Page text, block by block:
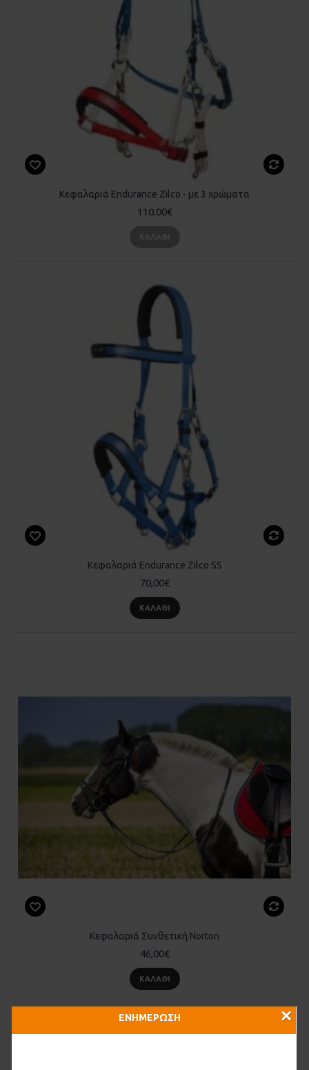
ΕΝΗΜΕΡΩΣΗ ×
Κεφαλαριά Endurance Zilco - με 3 χρώματα
110,00€
Κεφαλαριά Endurance Zilco SS
70,00€
ΚΑΛΆΘΙ
Κεφαλαριά Συνθετική Norton
46,00€
ΚΑΛΆΘΙ
Εξαντλήθηκε